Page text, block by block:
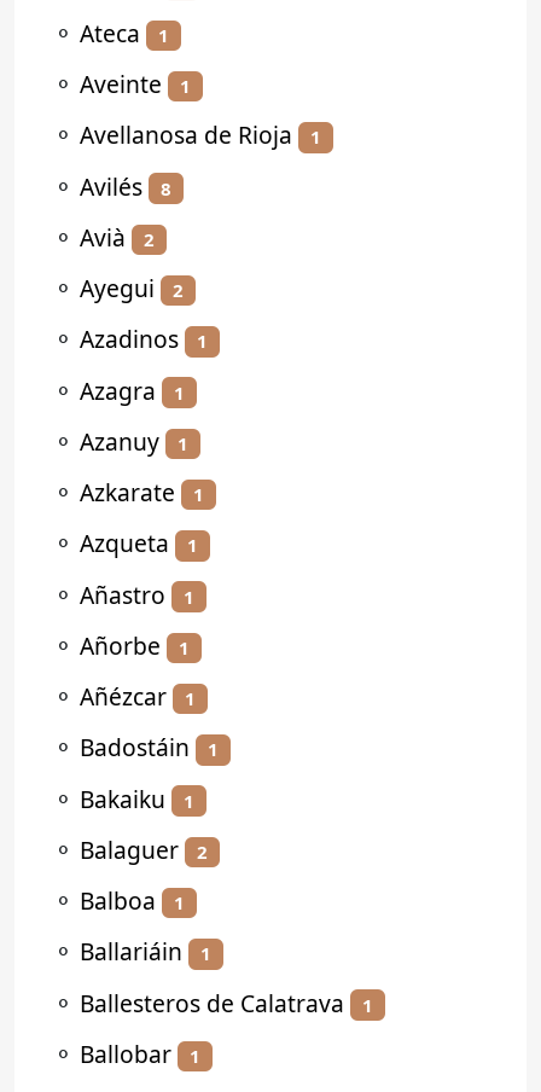
⚬ Ateca 1
⚬ Aveinte 1
⚬ Avellanosa de Rioja 1
⚬ Avilés 8
⚬ Avià 2
⚬ Ayegui 2
⚬ Azadinos 1
⚬ Azagra 1
⚬ Azanuy 1
⚬ Azkarate 1
⚬ Azqueta 1
⚬ Añastro 1
⚬ Añorbe 1
⚬ Añézcar 1
⚬ Badostáin 1
⚬ Bakaiku 1
⚬ Balaguer 2
⚬ Balboa 1
⚬ Ballariáin 1
⚬ Ballesteros de Calatrava 1
⚬ Ballobar 1